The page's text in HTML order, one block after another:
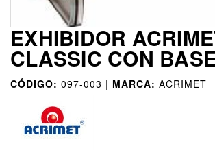
EXHIBIDOR
CLASSIC CON
CÓDIGO: 097-003 | MARCA: ACRIMET